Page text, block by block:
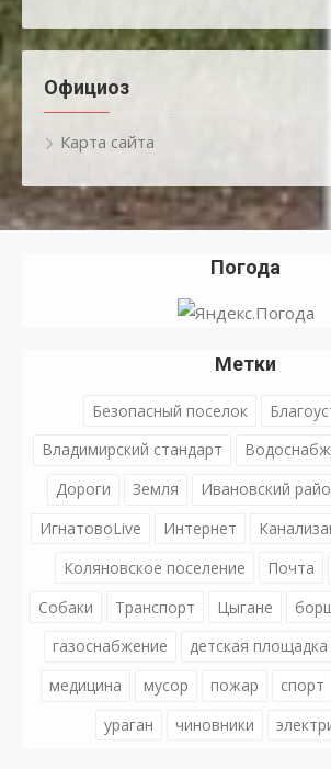
Официоз
Карта сайта
Погода
Метки
Безопасный поселок
Владимирский стандарт
Дороги
Земля Ивановский
ИгнатовоLive
Интернет
Коляновское поселение
Почта
Собаки
Транспорт Цыгане
газоснабжение
детская площадка
медицина
мусор пожар спорт
ураган
чиновники